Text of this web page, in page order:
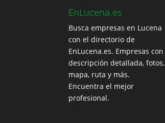
EnLucena.es
Busca empresas en Lucena
con el directorio de
EnLucena.es. Empresas con
descripción detallada, fotos,
mapa, ruta y más.
Encuentra el mejor
profesional.